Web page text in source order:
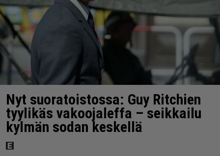
Nyt suoratoistossa: Guy Ritchien
tyylikäs vakoojaleffa – seikkailu
kylmän sodan keskellä